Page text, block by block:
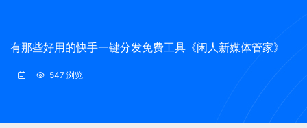
有那些好用的快手一键分发免费工具《闲人新媒体管家》
547 浏览